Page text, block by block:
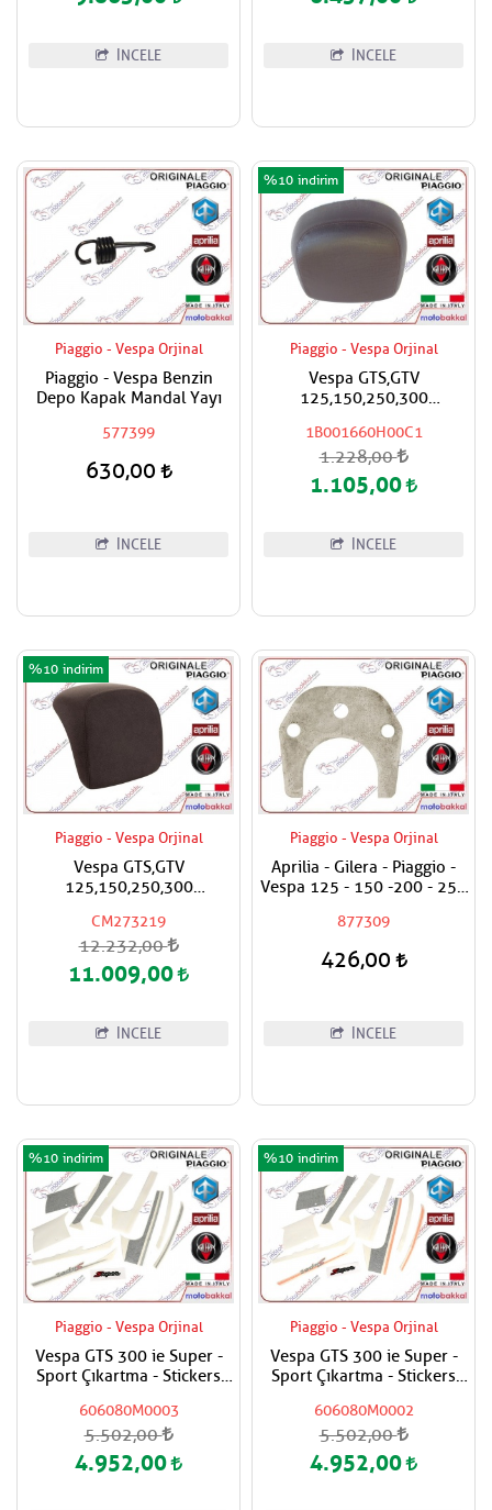
İNCELE İNCELE
Piaggio - Vespa Orjinal
Piaggio - Vespa Benzin
Depo Kapak Mandal Yayı
577399
630,00
İNCELE
Piaggio - Vespa Orjinal
Vespa GTS,GTV
125,150,250,300
İçin Sırt Dayama Pad / Koyu
Kahverengi
1B001660H00C1
%10
1.228,00
1.105,00
İNCELE
Piaggio - Vespa Orjinal
Vespa GTS,GTV
125,150,250,300
İçin Sırt Dayama Pad / Koyu
Kahverengi
CM273219
%10
12.232,00
11.009,00
İNCELE
Piaggio - Vespa Orjinal
Aprilia - Gilera - Piaggio -
Vespa 125 - 150 -200 - 250
Hilali
877309
426,00
İNCELE
Piaggio - Vespa Orjinal
Vespa GTS 300 ie Super -
Sport Çıkartma - Stickers
606080M0003
%10
5.502,00
4.952,00
Piaggio - Vespa Orjinal
Vespa GTS 300 ie Super -
Sport Çıkartma - Stickers
606080M0002
%10
5.502,00
4.952,00